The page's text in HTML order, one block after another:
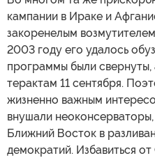
кампании в Ираке и
закоренелым
2003 году его удалось
программы были
терактам 11 сентября.
жизненно важным
внушали
Ближний Восток в
демократий. Избавиться